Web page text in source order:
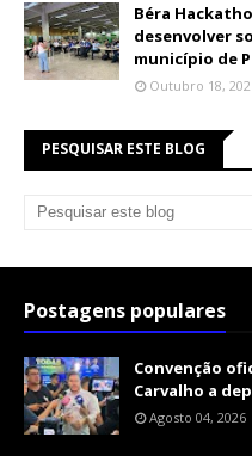
Béra
desenvolver
município de
Outubro 18,
PESQUISAR ESTE BLOG
Postagens populares
Convenção
Carvalho a
Agosto 04, 2026